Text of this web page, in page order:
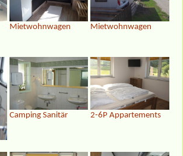
Mietwohnwagen Mietwohnwagen
Camping Sanitär 2-6P Appartements